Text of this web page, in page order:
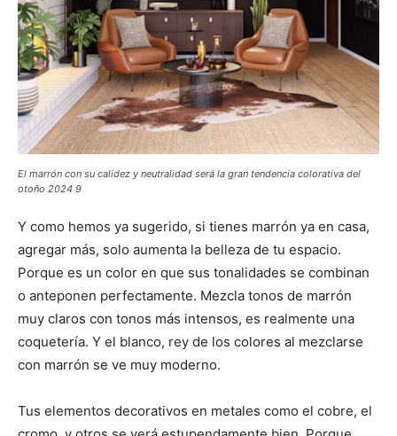
El marrón con su calidez y neutralidad será la gran tendencia colorativa del
otoño 2024 9
Y como hemos ya sugerido, si tienes marrón ya en casa,
agregar más, solo aumenta la belleza de tu espacio.
Porque es un color en que sus tonalidades se combinan
o anteponen perfectamente. Mezcla tonos de marrón
muy claros con tonos más intensos, es realmente una
coquetería. Y el blanco, rey de los colores al mezclarse
con marrón se ve muy moderno.
Tus elementos decorativos en metales como el cobre, el